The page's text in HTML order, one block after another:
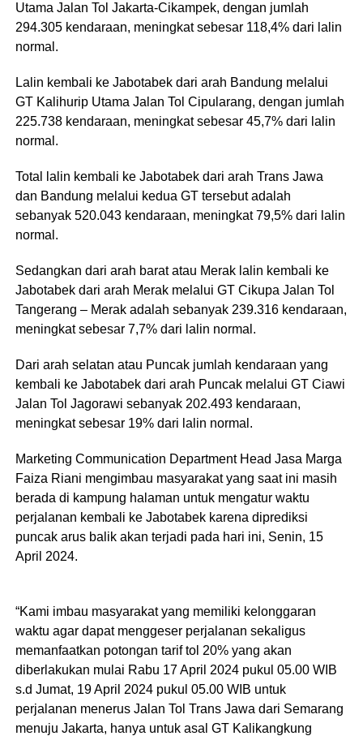
Utama Jalan Tol Jakarta-Cikampek, dengan jumlah
294.305 kendaraan, meningkat sebesar 118,4% dari lalin
normal.
Lalin kembali ke Jabotabek dari arah Bandung melalui
GT Kalihurip Utama Jalan Tol Cipularang, dengan jumlah
225.738 kendaraan, meningkat sebesar 45,7% dari lalin
normal.
Total lalin kembali ke Jabotabek dari arah Trans Jawa
dan Bandung melalui kedua GT tersebut adalah
sebanyak 520.043 kendaraan, meningkat 79,5% dari lalin
normal.
Sedangkan dari arah barat atau Merak lalin kembali ke
Jabotabek dari arah Merak melalui GT Cikupa Jalan Tol
Tangerang – Merak adalah sebanyak 239.316 kendaraan,
meningkat sebesar 7,7% dari lalin normal.
Dari arah selatan atau Puncak jumlah kendaraan yang
kembali ke Jabotabek dari arah Puncak melalui GT Ciawi
Jalan Tol Jagorawi sebanyak 202.493 kendaraan,
meningkat sebesar 19% dari lalin normal.
Marketing Communication Department Head Jasa Marga
Faiza Riani mengimbau masyarakat yang saat ini masih
berada di kampung halaman untuk mengatur waktu
perjalanan kembali ke Jabotabek karena diprediksi
puncak arus balik akan terjadi pada hari ini, Senin, 15
April 2024.
“Kami imbau masyarakat yang memiliki kelonggaran
waktu agar dapat menggeser perjalanan sekaligus
memanfaatkan potongan tarif tol 20% yang akan
diberlakukan mulai Rabu 17 April 2024 pukul 05.00 WIB
s.d Jumat, 19 April 2024 pukul 05.00 WIB untuk
perjalanan menerus Jalan Tol Trans Jawa dari Semarang
menuju Jakarta, hanya untuk asal GT Kalikangkung